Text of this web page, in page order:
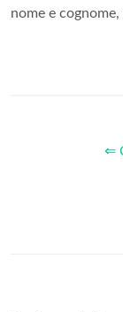
nome e
⇐